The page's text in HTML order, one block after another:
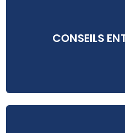
CONSEILS